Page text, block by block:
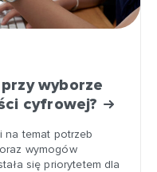
wyborze
cyfrowej?
na temat potrzeb
wymogów
się priorytetem dla